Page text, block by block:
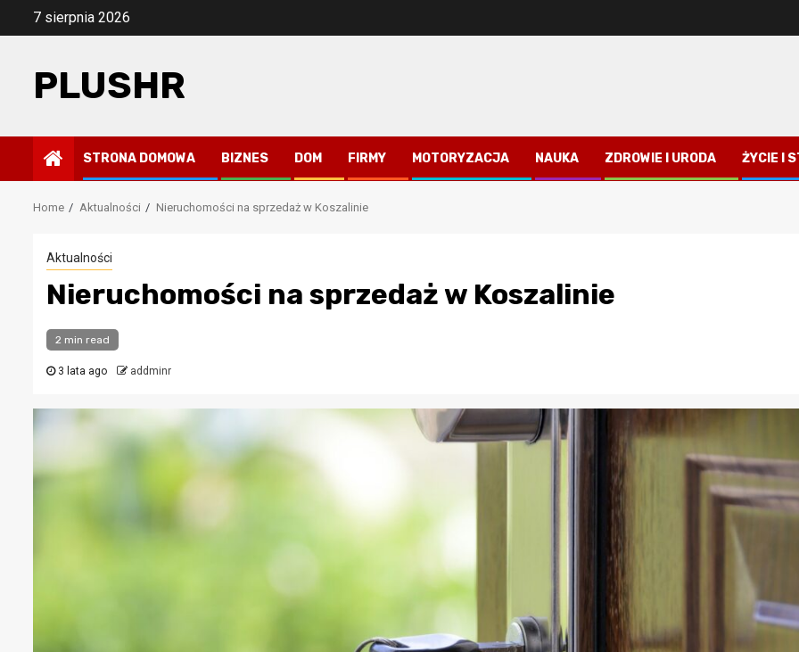
7 sierpnia 2026
PLUSHR
STRONA DOMOWA BIZNES DOM FIRMY MOTORYZACJA NAUKA ZDROWIE I URODA ŻYCIE I
Home Aktualności Nieruchomości na sprzedaż w Koszalinie
Aktualności
Nieruchomości na sprzedaż w Koszalinie
2 min read
3 lata ago addminr